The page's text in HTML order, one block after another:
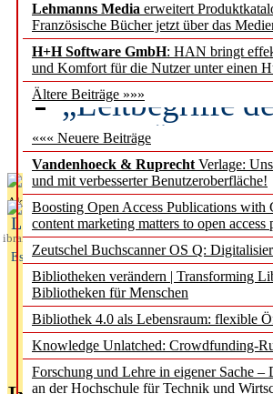
Lehmanns Media erweitert
Französische Bücher jetzt über das
H+H Software GmbH: HAN bringt
und Komfort für die Nutzer unter einen
Ältere Beiträge »»»
««« Neuere Beiträge
Vandenhoeck & Ruprecht Verlage:
und mit verbesserter Benutzeroberfläche!
Boosting Open Access Publications
content marketing matters to open
Zeutschel Buchscanner OS Q:
Bibliotheken verändern | Transforming
Bibliotheken für Menschen
Bibliothek 4.0 als Lebensraum: flexible
Knowledge Unlatched: Crowdfunding-
Forschung und Lehre in eigener Sache
an der Hochschule für Technik und
Künstliche
besser zu
„Leitbegriffe
des BIÖG
Aktuelles aus
L
ibrary
Essentials